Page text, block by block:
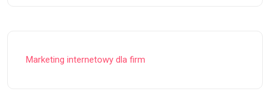
Marketing internetowy dla firm